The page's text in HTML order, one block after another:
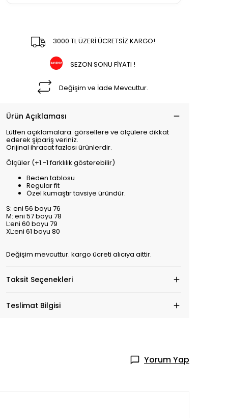
3000 TL ÜZERİ ÜCRETSİZ KARGO!
SEZON SONU FİYATI !
Değişim ve İade Mevcuttur.
Ürün Açıklaması
Lütfen açıklamalara. görsellere ve ölçülere dikkat
ederek şipariş veriniz.
Orijinal ihracat fazlası ürünlerdir.
Ölçüler (+1.-1 farklılık gösterebilir)
Beden tablosu
Regular fit
Özel kumaştır tavsiye üründür.
S: eni 56 boyu 76
M: eni 57 boyu 78
L:eni 60 boyu 79
XL:eni 61 boyu 80
Değişim mevcuttur. kargo ücreti alıcıya aittir.
Taksit Seçenekleri
Teslimat Bilgisi
Yorum Yap